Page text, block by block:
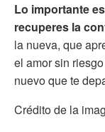
Lo importante
recuperes la
la nueva, que
el amor sin
nuevo que te
Crédito de la